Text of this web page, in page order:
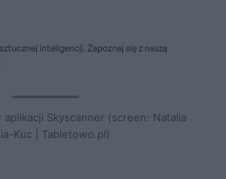
aplikacji Skyscanner (screen: Natalia
Kuc | Tabletowo.pl)